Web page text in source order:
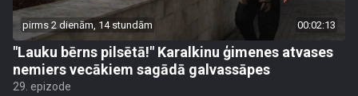
pirms 2 dienām, 14 stundām 00:02:13
"Lauku bērns pilsētā!" Karalkinu ģimenes atvases
nemiers vecākiem sagādā galvassāpes
29. epizode